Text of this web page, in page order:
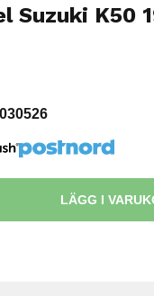
Suzuki K50
LÄGG I